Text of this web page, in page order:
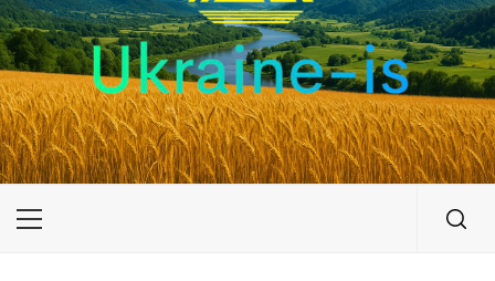
UKRAINE-IS
ПОДОРОЖI ПО УКРАЇНІ
Primary